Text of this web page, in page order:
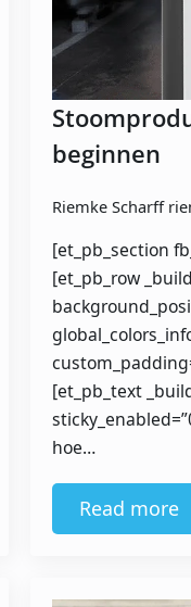
beginnen
Riemke Scharff
[et_pb_section
[et_pb_row
[et_pb_text
hoe…
Read more